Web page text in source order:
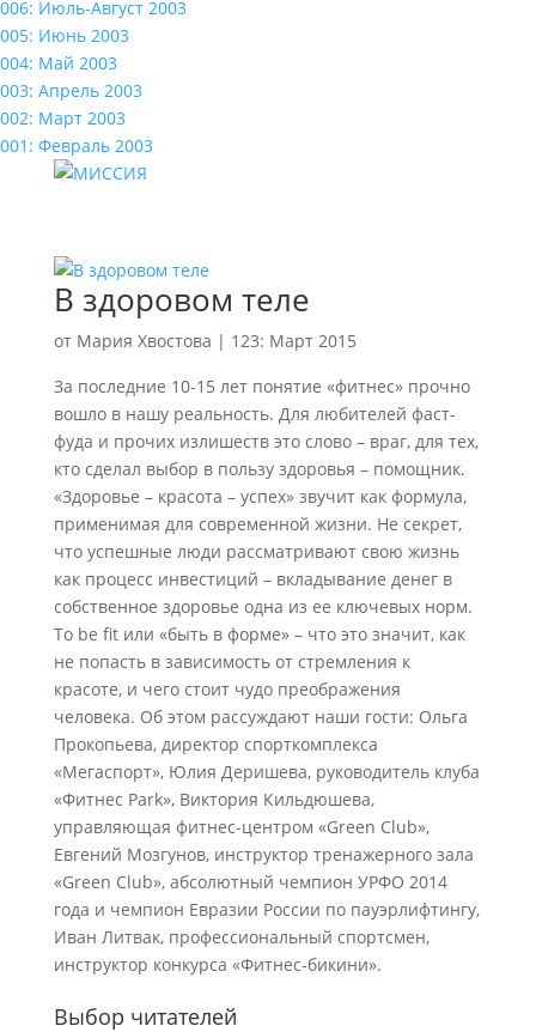
006: Июль-Август 2003
005: Июнь 2003
004: Май 2003
003: Апрель 2003
002: Март 2003
001: Февраль 2003
В здоровом теле
от Мария Хвостова | 123: Март 2015
За последние 10-15 лет понятие «фитнес» прочно
вошло в нашу реальность. Для любителей фаст-
фуда и прочих излишеств это слово – враг, для тех,
кто сделал выбор в пользу здоровья – помощник.
«Здоровье – красота – успех» звучит как формула,
применимая для современной жизни. Не секрет,
что успешные люди рассматривают свою жизнь
как процесс инвестиций – вкладывание денег в
собственное здоровье одна из ее ключевых норм.
To be fit или «быть в форме» – что это значит, как
не попасть в зависимость от стремления к
красоте, и чего стоит чудо преображения
человека. Об этом рассуждают наши гости: Ольга
Прокопьева, директор спорткомплекса
«Мегаспорт», Юлия Деришева, руководитель клуба
«Фитнес Park», Виктория Кильдюшева,
управляющая фитнес-центром «Green Club»,
Евгений Мозгунов, инструктор тренажерного зала
«Green Club», абсолютный чемпион УРФО 2014
года и чемпион Евразии России по пауэрлифтингу,
Иван Литвак, профессиональный спортсмен,
инструктор конкурса «Фитнес-бикини».
Выбор читателей